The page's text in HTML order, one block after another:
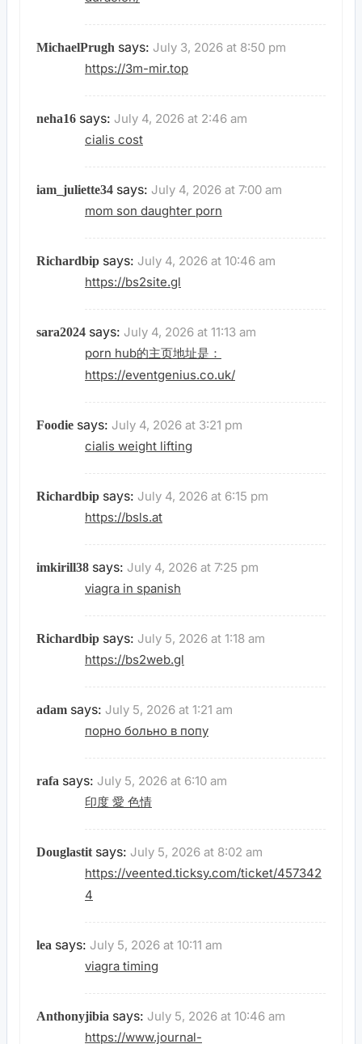
MichaelPrugh says: July 3, 2026 at 8:50 pm
https://3m-mir.top
neha16 says: July 4, 2026 at 2:46 am
cialis cost
iam_juliette34 says: July 4, 2026 at 7:00 am
mom son daughter porn
Richardbip says: July 4, 2026 at 10:46 am
https://bs2site.gl
sara2024 says: July 4, 2026 at 11:13 am
porn hub的主页地址是：
https://eventgenius.co.uk/
Foodie says: July 4, 2026 at 3:21 pm
cialis weight lifting
Richardbip says: July 4, 2026 at 6:15 pm
https://bsls.at
imkirill38 says: July 4, 2026 at 7:25 pm
viagra in spanish
Richardbip says: July 5, 2026 at 1:18 am
https://bs2web.gl
adam says: July 5, 2026 at 1:21 am
порно больно в попу
rafa says: July 5, 2026 at 6:10 am
印度 愛 色情
Douglastit says: July 5, 2026 at 8:02 am
https://veented.ticksy.com/ticket/457342
4
lea says: July 5, 2026 at 10:11 am
viagra timing
Anthonyjibia says: July 5, 2026 at 10:46 am
https://www.journal-